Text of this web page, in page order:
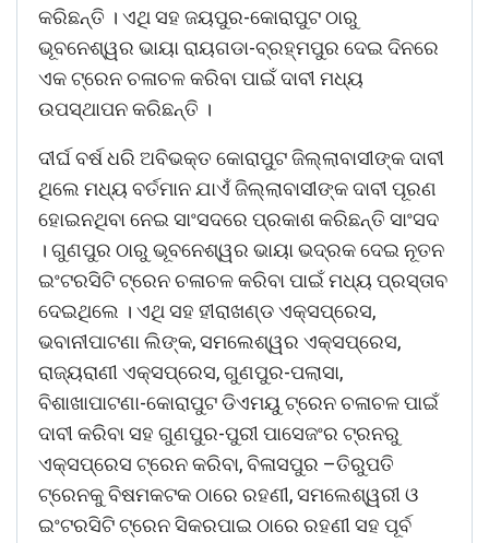
କରିଛନ୍ତି । ଏଥି ସହ ଜୟପୁର-କୋରାପୁଟ ଠାରୁ
ଭୂବନେଶ୍ୱର ଭାୟା ରାୟଗଡା-ବ୍ରହ୍ମପୁର ଦେଇ ଦିନରେ
ଏକ ଟ୍ରେନ ଚଳାଚଳ କରିବା ପାଇଁ ଦାବୀ ମଧ୍ୟ
ଉପସ୍ଥାପନ କରିଛନ୍ତି ।
ଦୀର୍ଘ ବର୍ଷ ଧରି ଅବିଭକ୍ତ କୋରାପୁଟ ଜିଲ୍ଲାବାସୀଙ୍କ ଦାବୀ
ଥିଲେ ମଧ୍ୟ ବର୍ତମାନ ଯାଏଁ ଜିଲ୍ଲାବାସୀଙ୍କ ଦାବୀ ପୂରଣ
ହୋଇନଥିବା ନେଇ ସାଂସଦରେ ପ୍ରକାଶ କରିଛନ୍ତି ସାଂସଦ
। ଗୁଣପୁର ଠାରୁ ଭୂବନେଶ୍ୱର ଭାୟା ଭଦ୍ରକ ଦେଇ ନୂତନ
ଇଂଟରସିଟି ଟ୍ରେନ ଚଳାଚଳ କରିବା ପାଇଁ ମଧ୍ୟ ପ୍ରସ୍ତାବ
ଦେଇଥିଲେ । ଏଥି ସହ ହୀରାଖଣ୍ଡ ଏକ୍ସପ୍ରେସ,
ଭବାନୀପାଟଣା ଲିଙ୍କ, ସମଲେଶ୍ୱର ଏକ୍ସପ୍ରେସ,
ରାଜ୍ୟରାଣୀ ଏକ୍ସପ୍ରେସ, ଗୁଣପୁର-ପଲାସା,
ବିଶାଖାପାଟଣା-କୋରାପୁଟ ଡିଏମୟୁ ଟ୍ରେନ ଚଳାଚଳ ପାଇଁ
ଦାବୀ କରିବା ସହ ଗୁଣପୁର-ପୁରୀ ପାସେଜଂର ଟ୍ରନରୁ
ଏକ୍ସପ୍ରେସ ଟ୍ରେନ କରିବା, ବିଳାସପୁର –ତିରୁପତି
ଟ୍ରେନକୁ ବିଷମକଟକ ଠାରେ ରହଣୀ, ସମଲେଶ୍ୱରୀ ଓ
ଇଂଟରସିଟି ଟ୍ରେନ ସିକରପାଇ ଠାରେ ରହଣୀ ସହ ପୂର୍ବ